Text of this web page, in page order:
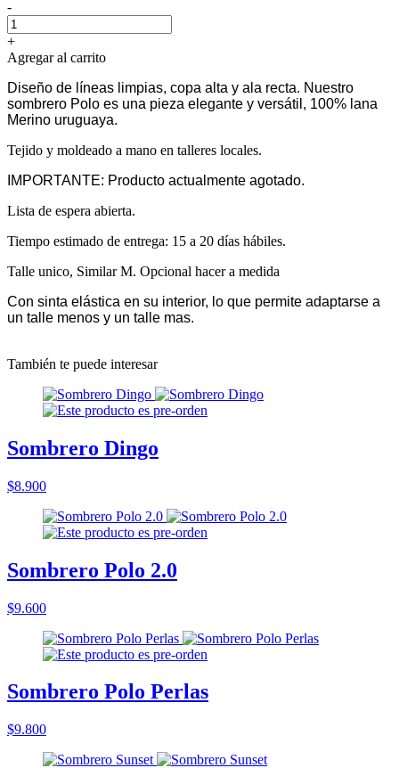
-
+
Agregar al carrito
Diseño de líneas limpias, copa alta y ala recta. Nuestro
sombrero Polo es una pieza elegante y versátil, 100% lana
Merino uruguaya.
Tejido y moldeado a mano en talleres locales.
IMPORTANTE: Producto actualmente agotado.
Lista de espera abierta.
Tiempo estimado de entrega: 15 a 20 días hábiles.
Talle unico, Similar M. Opcional hacer a medida
Con sinta elástica en su interior, lo que permite adaptarse a
un talle menos y un talle mas.
También te puede interesar
Sombrero Dingo
$8.900
Sombrero Polo 2.0
$9.600
Sombrero Polo Perlas
$9.800